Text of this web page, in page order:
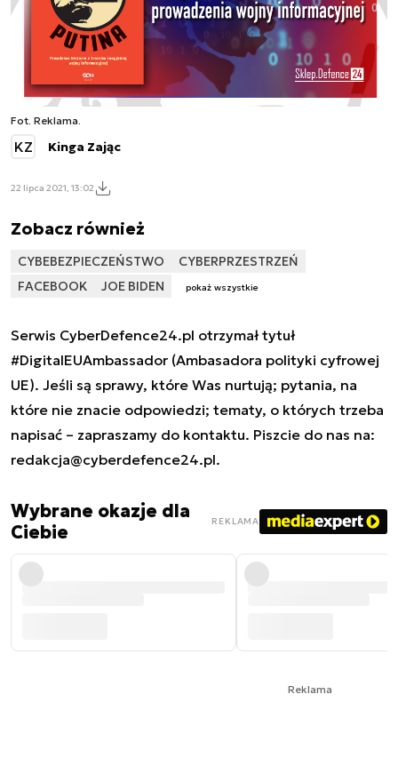
Fot. Reklama.
KZ Kinga Zając
22 lipca 2021, 13:02
Zobacz również
CYBEBEZPIECZEŃSTWO
CYBERPRZESTRZEŃ
FACEBOOK
JOE BIDEN pokaż wszystkie
Serwis CyberDefence24.pl otrzymał tytuł
#DigitalEUAmbassador (Ambasadora polityki cyfrowej
UE). Jeśli są sprawy, które Was nurtują; pytania, na
które nie znacie odpowiedzi; tematy, o których trzeba
napisać – zapraszamy do kontaktu. Piszcie do nas na:
redakcja@cyberdefence24.pl.
Wybrane okazje dla
Ciebie
REKLAMA
Reklama